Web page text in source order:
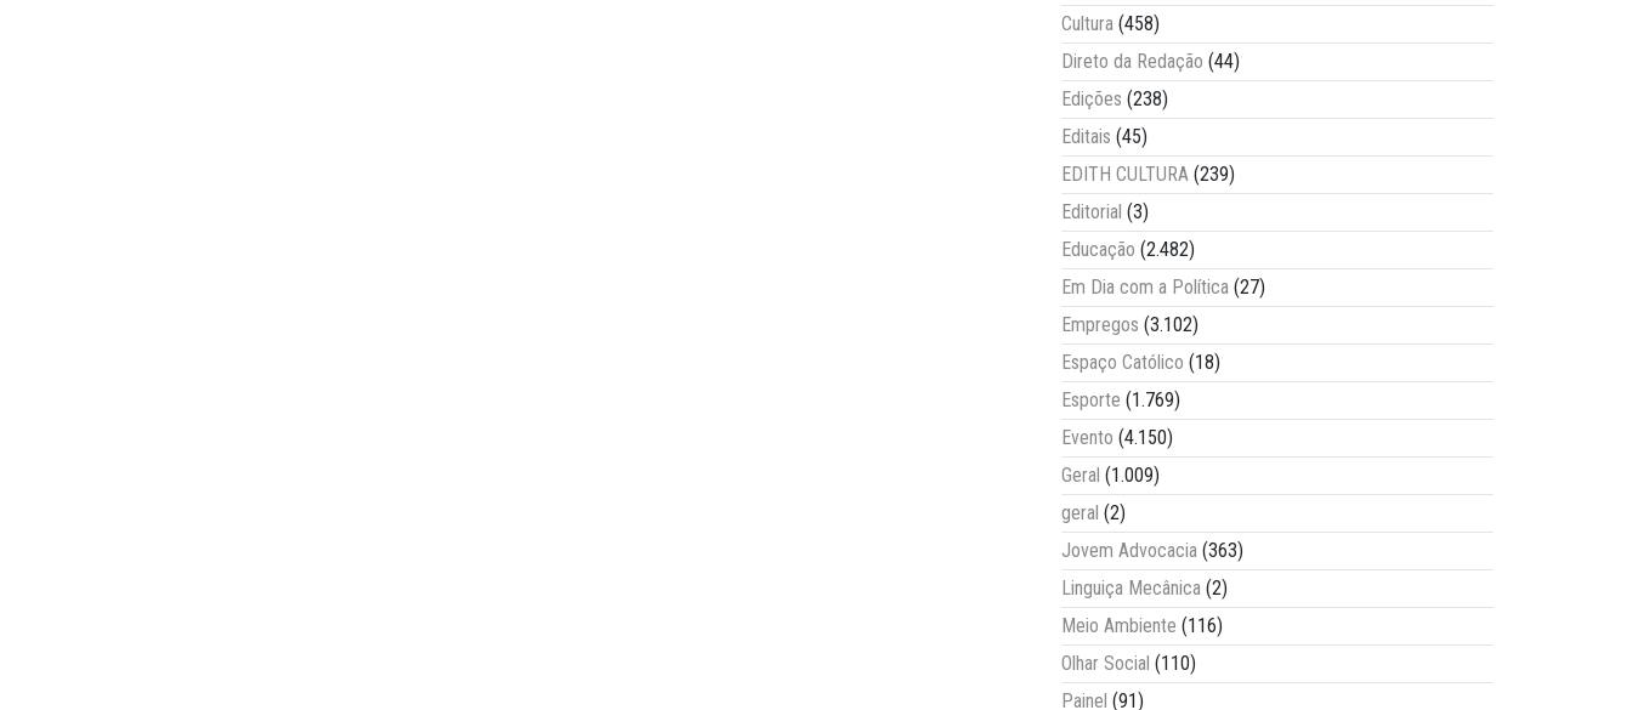
Cultura (458)
Direto da Redação (44)
Edições (238)
Editais (45)
EDITH CULTURA (239)
Editorial (3)
Educação (2.482)
Em Dia com a Política (27)
Empregos (3.102)
Espaço Católico (18)
Esporte (1.769)
Evento (4.150)
Geral (1.009)
geral (2)
Jovem Advocacia (363)
Linguiça Mecânica (2)
Meio Ambiente (116)
Olhar Social (110)
Painel (91)